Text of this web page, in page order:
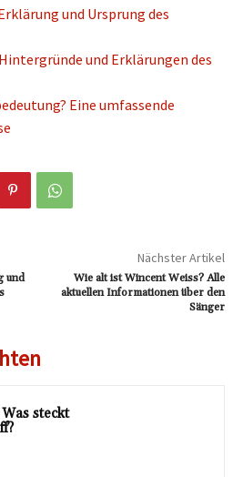
und Ursprung des
und Erklärungen des
Eine umfassende
und
Nächster Artikel
Wie alt ist Wincent Weiss? Alle
aktuellen Informationen über den
Sänger
steckt